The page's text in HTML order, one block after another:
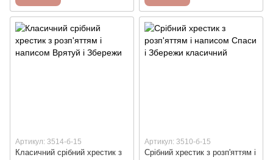
Артикул: 3514-б-15
Класичний срібний хрестик з
Артикул: 3510-б-15
Срібний хрестик з розп'яттям і